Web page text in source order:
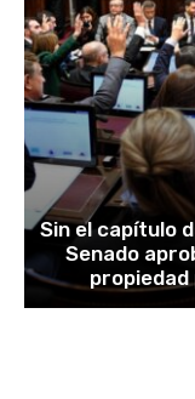
Sin el capítulo
Senado
propiedad